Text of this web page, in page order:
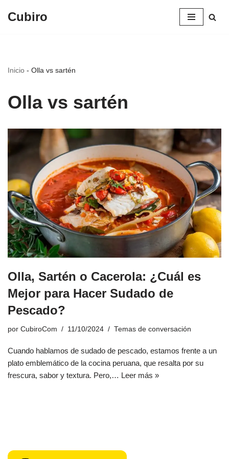
Cubiro
Inicio - Olla vs sartén
Olla vs sartén
Olla, Sartén o Cacerola: ¿Cuál es
Mejor para Hacer Sudado de
Pescado?
por CubiroCom 11/10/2024 Temas de conversación
Cuando hablamos de sudado de pescado, estamos frente a un
plato emblemático de la cocina peruana, que resalta por su
frescura, sabor y textura. Pero,… Leer más »